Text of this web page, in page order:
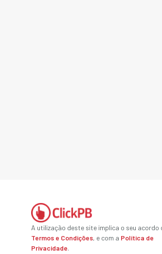
A utilização deste site implica o seu acordo
Termos e Condições, e com a Política de
Privacidade.